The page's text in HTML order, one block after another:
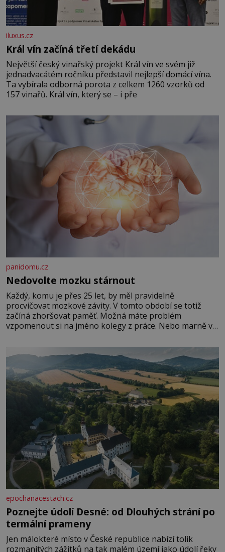
iluxus.cz
Král vín začíná třetí dekádu
Největší český vinařský projekt Král vín ve svém již
jednadvacátém ročníku představil nejlepší domácí vína.
Ta vybírala odborná porota z celkem 1260 vzorků od
157 vinařů. Král vín, který se – i pře
panidomu.cz
Nedovolte mozku stárnout
Každý, komu je přes 25 let, by měl pravidelně
procvičovat mozkové závity. V tomto období se totiž
začíná zhoršovat paměť. Možná máte problém
vzpomenout si na jméno kolegy z práce. Nebo marně v
Je to opravdu tak, s věkem jako kdyby se paměť
rozhodla stávkovat. Cvičte
epochanacestach.cz
Poznejte údolí Desné: od Dlouhých strání po
termální prameny
Jen málokteré místo v České republice nabízí tolik
rozmanitých zážitků na tak malém území jako údolí řeky